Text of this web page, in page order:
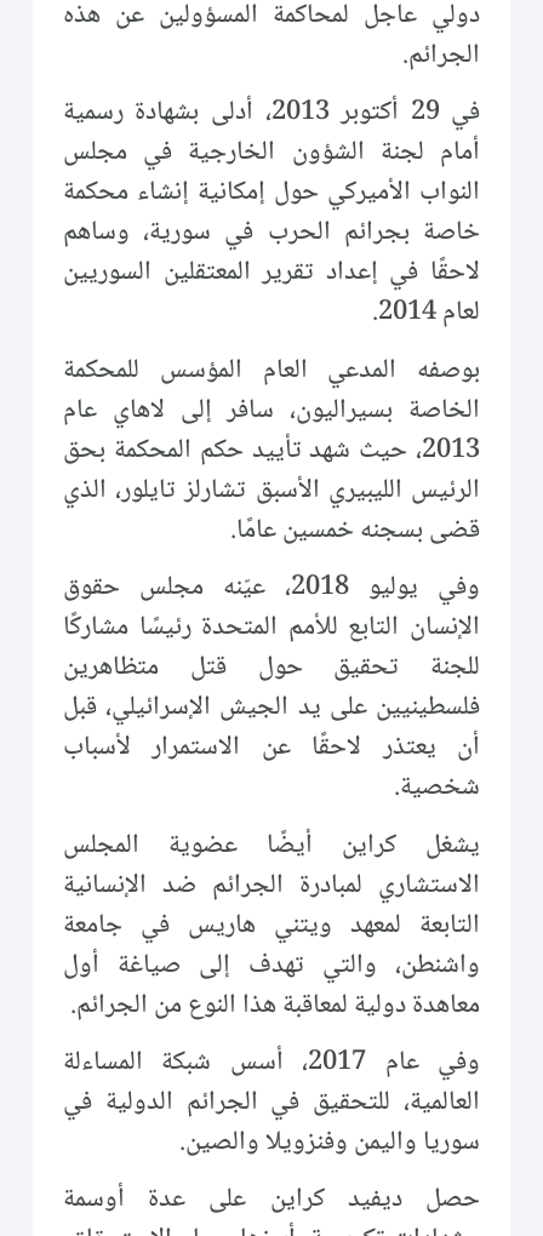
دولي عاجل لمحاكمة المسؤولين عن هذه
الجرائم.
في 29 أكتوبر 2013، أدلى بشهادة رسمية
أمام لجنة الشؤون الخارجية في مجلس
النواب الأميركي حول إمكانية إنشاء محكمة
خاصة بجرائم الحرب في سورية، وساهم
لاحقًا في إعداد تقرير المعتقلين السوريين
لعام 2014.
بوصفه المدعي العام المؤسس للمحكمة
الخاصة بسيراليون، سافر إلى لاهاي عام
2013، حيث شهد تأييد حكم المحكمة بحق
الرئيس الليبيري الأسبق تشارلز تايلور، الذي
قضى بسجنه خمسين عامًا.
وفي يوليو 2018، عيّنه مجلس حقوق
الإنسان التابع للأمم المتحدة رئيسًا مشاركًا
للجنة تحقيق حول قتل متظاهرين
فلسطينيين على يد الجيش الإسرائيلي، قبل
أن يعتذر لاحقًا عن الاستمرار لأسباب
شخصية.
يشغل كراين أيضًا عضوية المجلس
الاستشاري لمبادرة الجرائم ضد الإنسانية
التابعة لمعهد ويتني هاريس في جامعة
واشنطن، والتي تهدف إلى صياغة أول
معاهدة دولية لمعاقبة هذا النوع من الجرائم.
وفي عام 2017، أسس شبكة المساءلة
العالمية، للتحقيق في الجرائم الدولية في
سوريا واليمن وفنزويلا والصين.
حصل ديفيد كراين على عدة أوسمة